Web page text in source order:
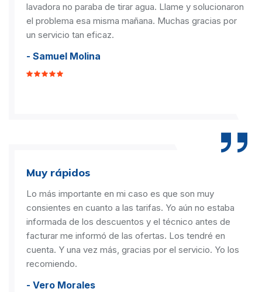
lavadora no paraba de tirar agua. Llame y solucionaron
el problema esa misma mañana. Muchas gracias por
un servicio tan eficaz.
- Samuel Molina
Muy rápidos
Lo más importante en mi caso es que son muy
consientes en cuanto a las tarifas. Yo aún no estaba
informada de los descuentos y el técnico antes de
facturar me informó de las ofertas. Los tendré en
cuenta. Y una vez más, gracias por el servicio. Yo los
recomiendo.
- Vero Morales